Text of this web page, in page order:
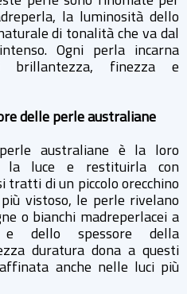
la luminosità dello
di tonalità che va dal
Ogni perla incarna
brillantezza, finezza e
delle perle australiane
australiane è la loro
la luce e restituirla con
tratti di un piccolo orecchino
vistoso, le perle rivelano
o bianchi madreperlacei a
e dello spessore della
duratura dona a questi
anche nelle luci più